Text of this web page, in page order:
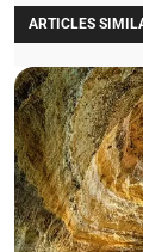
ARTICLES